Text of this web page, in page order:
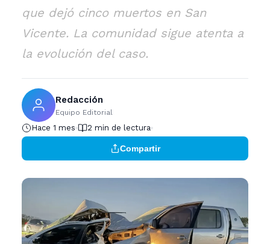
que dejó cinco muertos en San
Vicente. La comunidad sigue atenta a
la evolución del caso.
Redacción
Equipo Editorial
Hace 1 mes 2 min de lectura
Compartir